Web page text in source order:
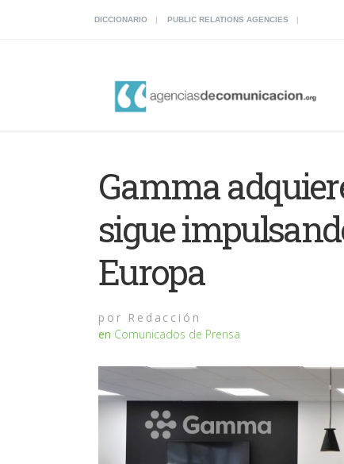
DICCIONARIO PUBLIC RELATIONS AGENCIES
Gamma
sigue
Europa
por Redacción
en Comunicados de Prensa